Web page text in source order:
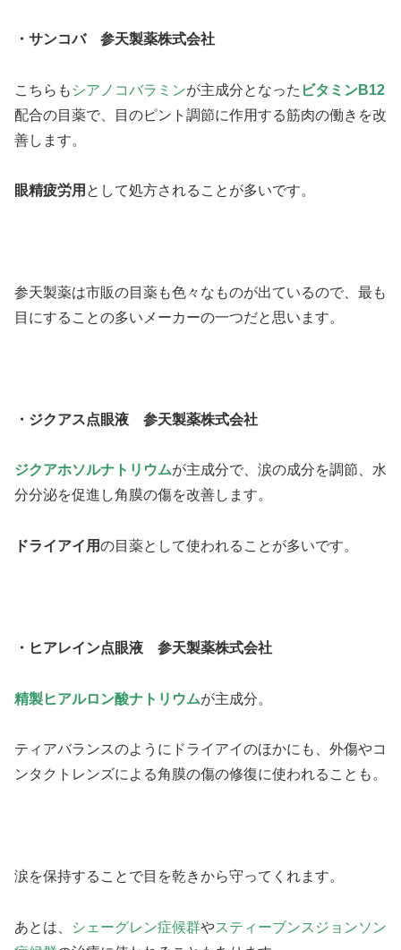
・サンコバ 参天製薬株式会社
こちらも シアノコバラミンが主成分となった ビタミンB12
配合の目薬で、目のピント調節に作用する筋肉の働きを改
善します。
眼精疲労用 として処方されることが多いです。
参天製薬は市販の目薬も色々なものが出ているので、最も
目にすることの多いメーカーの一つだと思います。
・ジクアス点眼液 参天製薬株式会社
ジクアホソルナトリウムが主成分で、涙の成分を調節、水
分分泌を促進し角膜の傷を改善します。
ドライアイ用の目薬として使われることが多いです。
・ヒアレイン点眼液 参天製薬株式会社
精製ヒアルロン酸ナトリウムが主成分。
ティアバランスのようにドライアイのほかにも、外傷やコ
ンタクトレンズによる角膜の傷の修復に使われることも。
涙を保持することで目を乾きから守ってくれます。
あとは、 シェーグレン症候群やスティーブンスジョンソン